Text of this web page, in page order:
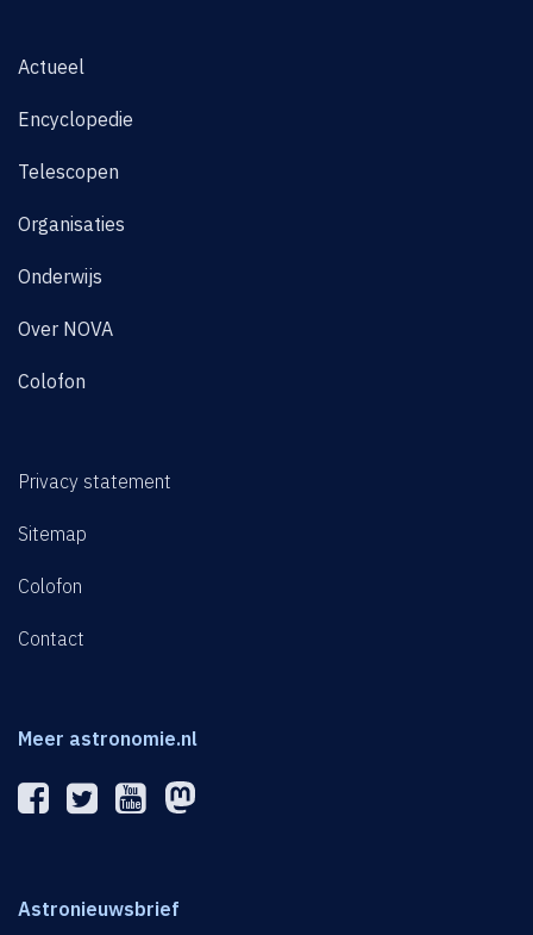
Actueel
Encyclopedie
Telescopen
Organisaties
Onderwijs
Over NOVA
Colofon
Privacy statement
Sitemap
Colofon
Contact
Meer astronomie.nl
Astronieuwsbrief